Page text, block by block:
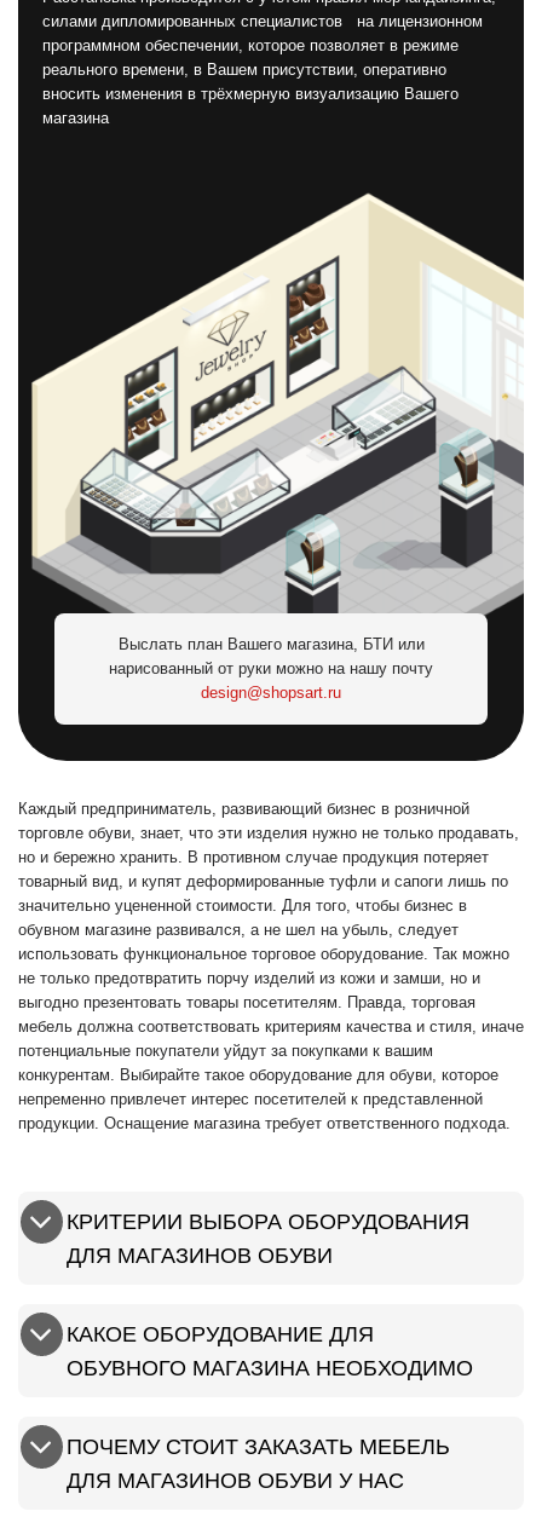
силами дипломированных специалистов на лицензионном
программном обеспечении, которое позволяет в режиме
реального времени, в Вашем присутствии, оперативно
вносить изменения в трёхмерную визуализацию Вашего
магазина
Выслать план Вашего магазина, БТИ или
нарисованный от руки можно на нашу почту
design@shopsart.ru
Каждый предприниматель, развивающий бизнес в розничной
торговле обуви, знает, что эти изделия нужно не только продавать,
но и бережно хранить. В противном случае продукция потеряет
товарный вид, и купят деформированные туфли и сапоги лишь по
значительно уцененной стоимости. Для того, чтобы бизнес в
обувном магазине развивался, а не шел на убыль, следует
использовать функциональное торговое оборудование. Так можно
не только предотвратить порчу изделий из кожи и замши, но и
выгодно презентовать товары посетителям. Правда, торговая
мебель должна соответствовать критериям качества и стиля, иначе
потенциальные покупатели уйдут за покупками к вашим
конкурентам. Выбирайте такое оборудование для обуви, которое
непременно привлечет интерес посетителей к представленной
продукции. Оснащение магазина требует ответственного подхода.
КРИТЕРИИ ВЫБОРА ОБОРУДОВАНИЯ
ДЛЯ МАГАЗИНОВ ОБУВИ
КАКОЕ ОБОРУДОВАНИЕ ДЛЯ
ОБУВНОГО МАГАЗИНА НЕОБХОДИМО
ПОЧЕМУ СТОИТ ЗАКАЗАТЬ МЕБЕЛЬ
ДЛЯ МАГАЗИНОВ ОБУВИ У НАС